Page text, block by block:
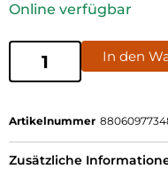
Online verfügbar
In den
Artikelnummer
Zusätzliche